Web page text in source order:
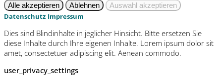
Datenschutz Impressum
Dies sind Blindinhalte in jeglicher Hinsicht. Bitte ersetzen Sie
diese Inhalte durch Ihre eigenen Inhalte. Lorem ipsum dolor sit
amet, consectetuer adipiscing elit. Aenean commodo.
user_privacy_settings